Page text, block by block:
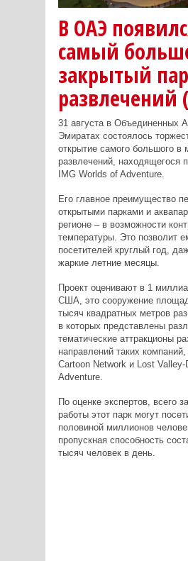
В ОАЭ
самый
закрытый
развлечений
31 августа в Объединенных
Эмиратах состоялось
открытие самого большого в
развлечений, находящегося
IMG Worlds of Adventure.
Его главное преимущество
открытыми парками и
регионе – в возможности
температуры. Это позволит
посетителей круглый год,
жаркие летние месяцы.
Проект оценивают в 1
США, это сооружение
тысяч квадратных метров
в которых представлены
тематические аттракционы
направлений таких компаний,
Cartoon Network и Lost Valley-
Adventure.
По оценке экспертов, всего
работы этот парк могут
половиной миллионов
пропускная способность
тысяч человек в день.